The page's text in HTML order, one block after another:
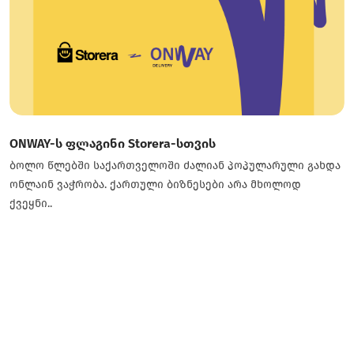
ONWAY-ს ფლაგინი Storera-სთვის
ბოლო წლებში საქართველოში ძალიან პოპულარული გახდა
ონლაინ ვაჭრობა. ქართული ბიზნესები არა მხოლოდ
ქვეყნი..